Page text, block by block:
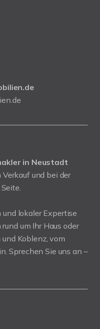
in Neustadt
und bei der
lokaler Expertise
um Ihr Haus oder
Koblenz, vom
Sprechen Sie uns an –